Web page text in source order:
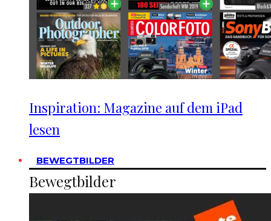
Inspiration: Magazine auf dem iPad
lesen
BEWEGTBILDER
Bewegtbilder